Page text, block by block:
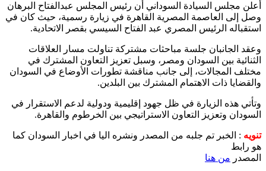
أعلن مجلس السيادة السوداني أن رئيس المجلس عبدالفتاح البرهان
وصل إلى العاصمة المصرية القاهرة في زيارة رسمية، حيث كان في
استقباله الرئيس المصري عبد الفتاح السيسي بقصر الاتحادية.
وعقد الجانبان جلسة مباحثات مشتركة تناولت مسار العلاقات
الثنائية بين السودان ومصر، وسبل تعزيز التعاون المشترك في
مختلف المجالات، إلى جانب مناقشة تطورات الأوضاع في السودان
والقضايا ذات الاهتمام المشترك بين البلدين.
وتأتي هذه الزيارة في ظل جهود إقليمية ودولية لدعم الاستقرار في
السودان وتعزيز التعاون الاستراتيجي بين الخرطوم والقاهرة.
تنويه : الخبر تم جلبه من المصدر ونشره اليا في اخبار السودان كما
هو رابط
المصدر من هنا